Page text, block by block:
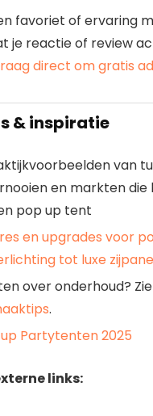
favoriet of ervaring
je reactie of review
direct om gratis
& inspiratie
van
en markten die
pop up tent
en upgrades voor
tot luxe
over onderhoud? Zie
.
up Partytenten 2025
links: